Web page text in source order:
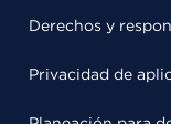
Derechos y
Privacidad de